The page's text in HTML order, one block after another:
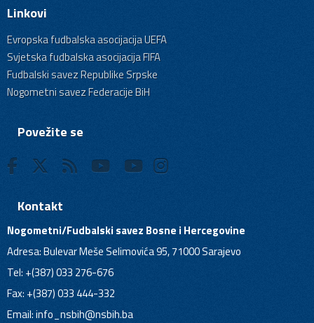
Linkovi
Evropska fudbalska asocijacija UEFA
Svjetska fudbalska asocijacija FIFA
Fudbalski savez Republike Srpske
Nogometni savez Federacije BiH
Povežite se
Kontakt
Nogometni/Fudbalski savez Bosne i Hercegovine
Adresa: Bulevar Meše Selimovića 95, 71000 Sarajevo
Tel: +(387) 033 276-676
Fax: +(387) 033 444-332
Email:info_nsbih@nsbih.ba